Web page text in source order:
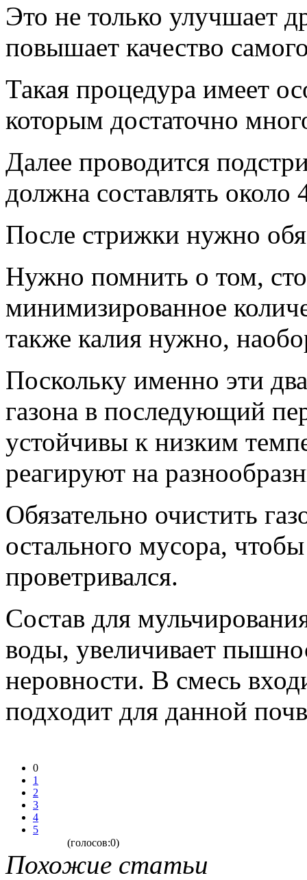
Это не только улучшает
повышает качество
Такая процедура имеет
которым достаточно
Далее проводится
должна составлять около
После стрижки нужно
Нужно помнить о том,
минимизированное
также калия нужно,
Поскольку именно эти
газона в последующий
устойчивы к низким
реагируют на
Обязательно очистить
остального мусора,
проветривался.
Состав для
воды, увеличивает
неровности. В смесь
подходит для данной
0
1
2
3
4
5
(голосов:0)
Похожие статьи